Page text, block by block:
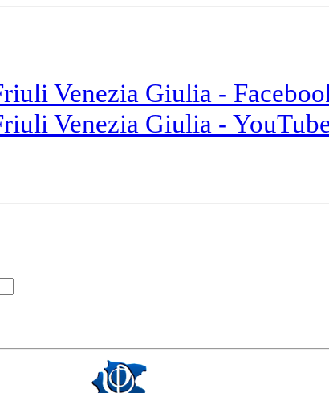
Venezia Giulia -
Venezia Giulia -